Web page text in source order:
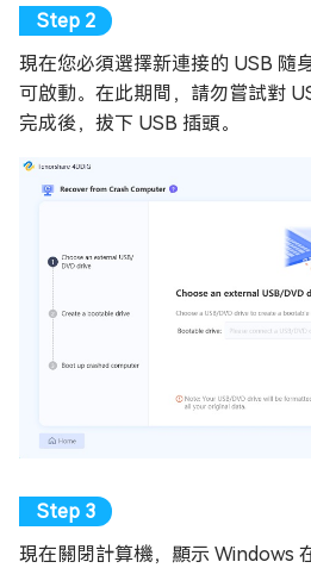
現在您必須選擇新連接的 USB 隨
可啟動。在此期間，請勿嘗試對
完成後，拔下 USB 插頭。
現在關閉計算機，顯示 Windows